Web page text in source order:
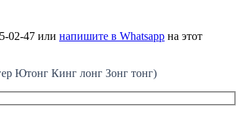
02-47 или напишите в Whatsapp на этот
Ютонг Кинг лонг Зонг тонг)